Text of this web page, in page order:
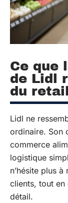
Ce que
de Lidl
du retail
Lidl ne
ordinaire. Son
commerce
logistique
n’hésite plus
clients, tout en
détail.